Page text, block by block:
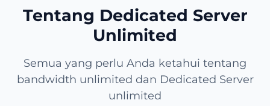
Tentang Dedicated Server
Unlimited
Semua yang perlu Anda ketahui tentang
bandwidth unlimited dan Dedicated Server
unlimited